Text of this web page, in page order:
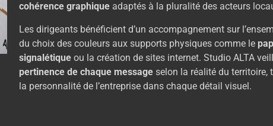
cohérence graphique adaptés à la pluralité des acteurs
Les dirigeants bénéficient d’un accompagnement sur
du choix des couleurs aux supports physiques comme le
signalétique ou la création de sites internet. Studio ALTA
pertinence de chaque message selon la réalité du territoire,
la personnalité de l’entreprise dans chaque détail visuel.